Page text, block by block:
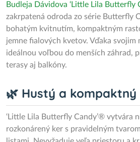
Budleja Dávidova ‘Little Lila Butterfly
zakrpatená odroda zo série Butterfly
bohatým kvitnutím, kompaktným
jemne fialových kvetov. Vďaka svojim
ideálnou voľbou do menších záhrad,
terasy aj balkóny.
🌿 Hustý a
‘Little Lila Butterfly Candy’® vytvára
rozkonárený ker s pravidelným